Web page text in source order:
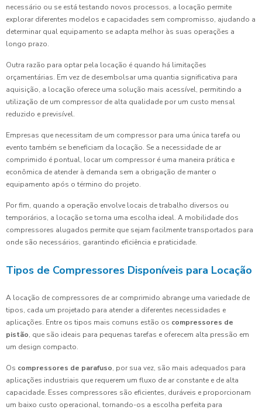
necessário ou se está testando novos processos, a locação permite
explorar diferentes modelos e capacidades sem compromisso, ajudando a
determinar qual equipamento se adapta melhor às suas operações a
longo prazo.
Outra razão para optar pela locação é quando há limitações
orçamentárias. Em vez de desembolsar uma quantia significativa para
aquisição, a locação oferece uma solução mais acessível, permitindo a
utilização de um compressor de alta qualidade por um custo mensal
reduzido e previsível.
Empresas que necessitam de um compressor para uma única tarefa ou
evento também se beneficiam da locação. Se a necessidade de ar
comprimido é pontual, locar um compressor é uma maneira prática e
econômica de atender à demanda sem a obrigação de manter o
equipamento após o término do projeto.
Por fim, quando a operação envolve locais de trabalho diversos ou
temporários, a locação se torna uma escolha ideal. A mobilidade dos
compressores alugados permite que sejam facilmente transportados para
onde são necessários, garantindo eficiência e praticidade.
Tipos de Compressores Disponíveis para Locação
A locação de compressores de ar comprimido abrange uma variedade de
tipos, cada um projetado para atender a diferentes necessidades e
aplicações. Entre os tipos mais comuns estão os compressores de
pistão, que são ideais para pequenas tarefas e oferecem alta pressão em
um design compacto.
Os compressores de parafuso, por sua vez, são mais adequados para
aplicações industriais que requerem um fluxo de ar constante e de alta
capacidade. Esses compressores são eficientes, duráveis e proporcionam
um baixo custo operacional, tornando-os a escolha perfeita para